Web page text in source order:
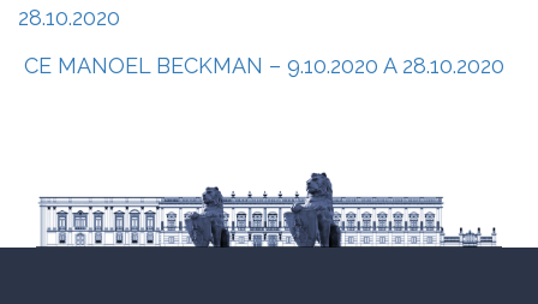
28.10.2020
CE MANOEL BECKMAN – 9.10.2020 A 28.10.2020